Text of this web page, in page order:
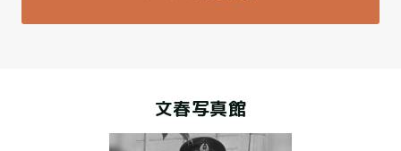
文春写真館